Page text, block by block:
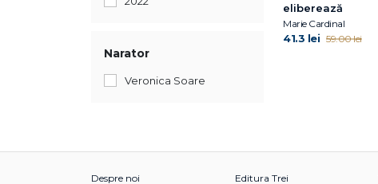
Narator
Veronica Soare
eliberează
Marie Cardinal
41.3 lei 59.00 lei
Despre noi Editura Trei